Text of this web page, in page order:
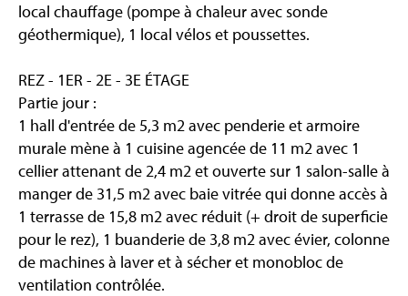
local chauffage (pompe à chaleur avec sonde
géothermique), 1 local vélos et poussettes.
REZ - 1ER - 2E - 3E ÉTAGE
Partie jour :
1 hall d'entrée de 5,3 m2 avec penderie et armoire
murale mène à 1 cuisine agencée de 11 m2 avec 1
cellier attenant de 2,4 m2 et ouverte sur 1 salon-salle à
manger de 31,5 m2 avec baie vitrée qui donne accès à
1 terrasse de 15,8 m2 avec réduit (+ droit de superficie
pour le rez), 1 buanderie de 3,8 m2 avec évier, colonne
de machines à laver et à sécher et monobloc de
ventilation contrôlée.